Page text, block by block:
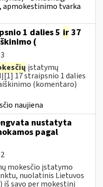
apmokestinimo tvarka
1 dalies 5 ir 37
(
įstatymų
17 straipsnio 1 dalies
(komentaro)
naujiena
nustatyta
pagal
mokesčio įstatymo
nuolatinis Lietuvos
savo per mokestinį